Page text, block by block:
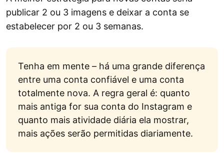
Limite de menções
Publicação de imagens
publicar 2 ou 3 imagens e deixar a conta se
estabelecer por 2 ou 3 semanas.
Tenha em mente – há uma grande diferença
entre uma conta confiável e uma conta
totalmente nova. A regra geral é: quanto
mais antiga for sua conta do Instagram e
quanto mais atividade diária ela mostrar,
mais ações serão permitidas diariamente.